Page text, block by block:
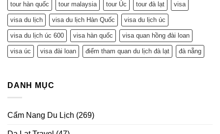
tour hàn quốc tour malaysia tour Úc tour đà lạt visa
visa du lịch visa du lịch Hàn Quốc visa du lịch úc
visa du lịch úc 600 visa hàn quốc visa quan hồng đài loan
visa úc visa đài loan điểm tham quan du lịch đà lạt đà nẵng
DANH MỤC
Cẩm Nang Du Lịch (269)